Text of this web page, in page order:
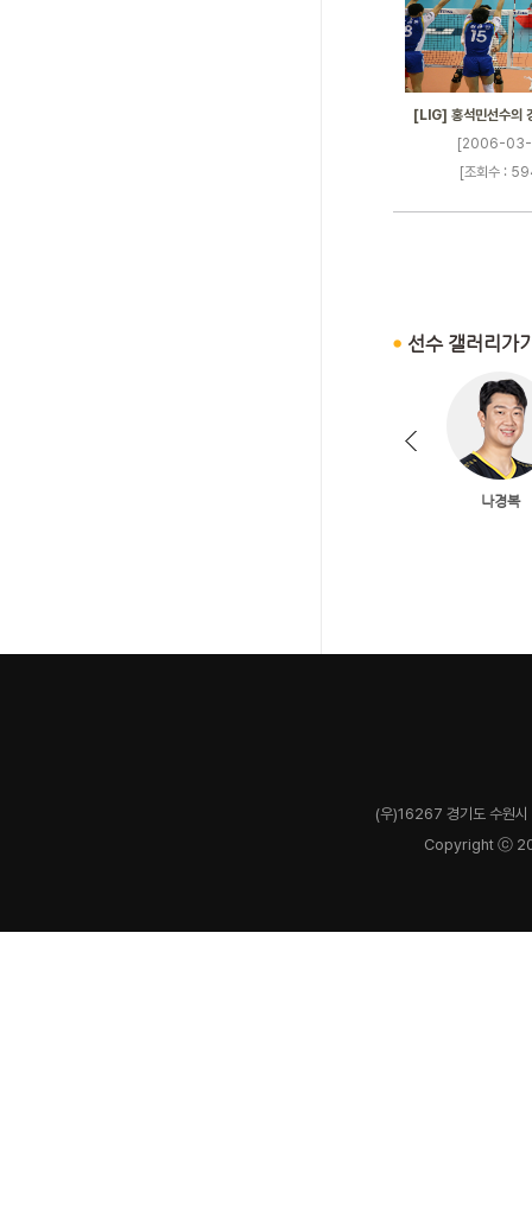
[LIG] 홍석민선수의
[2006-
[조회수 :
(우)16267 경기도 수원
Copyright ⓒ